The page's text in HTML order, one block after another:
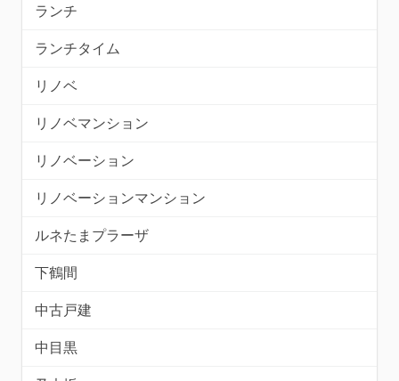
ランチ
ランチタイム
リノベ
リノベマンション
リノベーション
リノベーションマンション
ルネたまプラーザ
下鶴間
中古戸建
中目黒